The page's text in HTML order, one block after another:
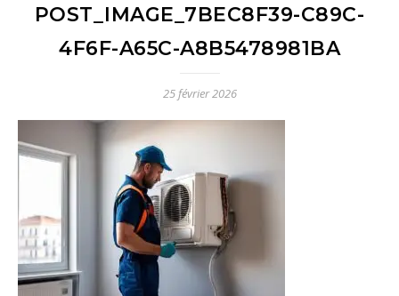
POST_IMAGE_7BEC8F39-C89C-
4F6F-A65C-A8B5478981BA
25 février 2026